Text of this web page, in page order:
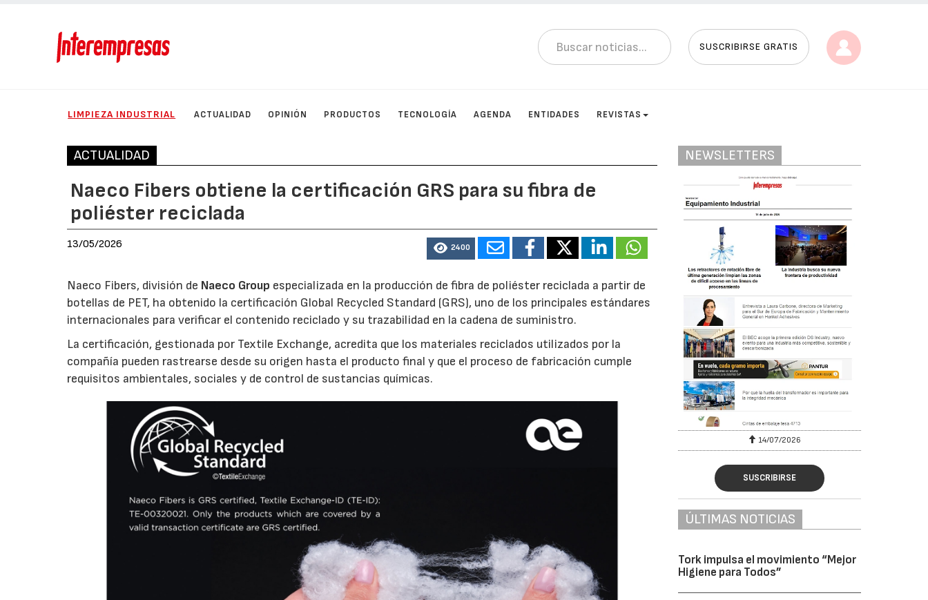
SUSCRIBIRSE GRATIS
LIMPIEZA INDUSTRIAL ACTUALIDAD OPINIÓN PRODUCTOS TECNOLOGÍA AGENDA ENTIDADES REVISTAS
ACTUALIDAD
Naeco Fibers obtiene la certificación GRS para su fibra de
poliéster reciclada
13/05/2026 2400
Naeco Fibers, división de Naeco Group especializada en la producción de fibra de poliéster reciclada a partir de
botellas de PET, ha obtenido la certificación Global Recycled Standard (GRS), uno de los principales estándares
internacionales para verificar el contenido reciclado y su trazabilidad en la cadena de suministro.
La certificación, gestionada por Textile Exchange, acredita que los materiales reciclados utilizados por la
compañía pueden rastrearse desde su origen hasta el producto final y que el proceso de fabricación cumple
requisitos ambientales, sociales y de control de sustancias químicas.
NEWSLETTERS
28/07/2026 14/07/2026
SUSCRIBIRSE
ÚLTIMAS NOTICIAS
Tork impulsa el movimiento “Mejor
Higiene para Todos”